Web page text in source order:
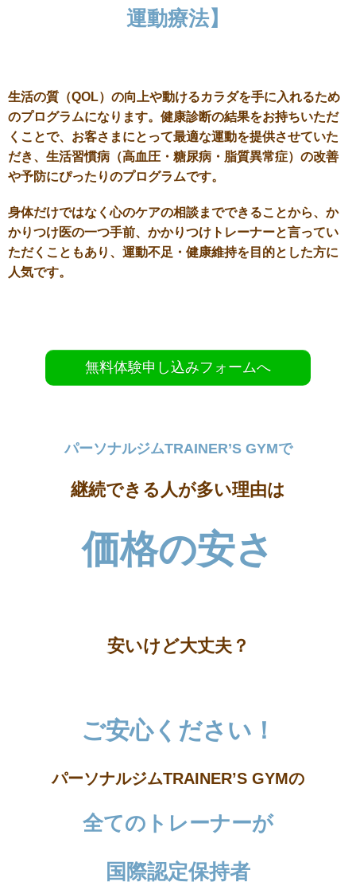
運動療法】
生活の質（QOL）の向上や動けるカラダを手に入れるため
のプログラムになります。健康診断の結果をお持ちいただ
くことで、お客さまにとって最適な運動を提供させていた
だき、生活習慣病（高血圧・糖尿病・脂質異常症）の改善
や予防にぴったりのプログラムです。
身体だけではなく心のケアの相談までできることから、か
かりつけ医の一つ手前、かかりつけトレーナーと言ってい
ただくこともあり、運動不足・健康維持を目的とした方に
人気です。
無料体験申し込みフォームへ
パーソナルジムTRAINER’S GYMで
継続できる人が多い理由は
価格の安さ
安いけど大丈夫？
ご安心ください！
パーソナルジムTRAINER’S GYMの
全てのトレーナーが
国際認定保持者